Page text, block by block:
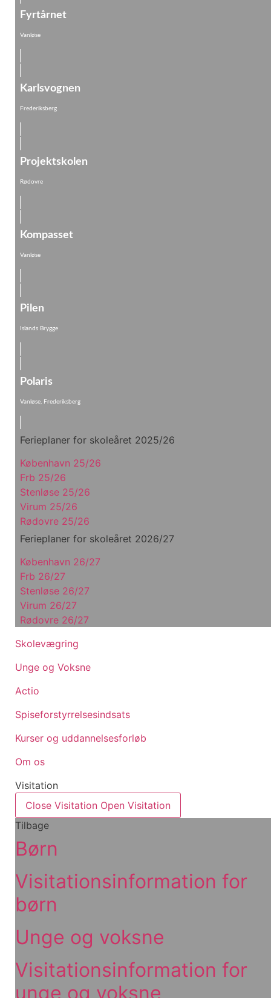
Fyrtårnet
Vanløse
Karlsvognen
Frederiksberg
Projektskolen
Rødovre
Kompasset
Vanløse
Pilen
Islands Brygge
Polaris
Vanløse, Frederiksberg
Ferieplaner for skoleåret 2025/26
København 25/26
Frb 25/26
Stenløse 25/26
Virum 25/26
Rødovre 25/26
Ferieplaner for skoleåret 2026/27
København 26/27
Frb 26/27
Stenløse 26/27
Virum 26/27
Rødovre 26/27
Skolevægring
Unge og Voksne
Actio
Spiseforstyrrelsesindsats
Kurser og uddannelsesforløb
Om os
Visitation
Close Visitation Open Visitation
Tilbage
Børn
Visitationsinformation for
børn
Unge og voksne
Visitationsinformation for
unge og voksne